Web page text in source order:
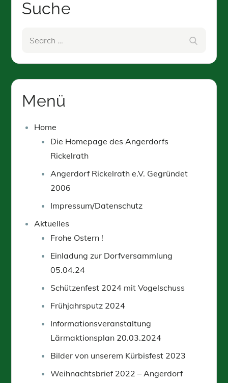
Suche
Menü
Home
Die Homepage des Angerdorfs
Rickelrath
Angerdorf Rickelrath e.V. Gegründet
2006
Impressum/Datenschutz
Aktuelles
Frohe Ostern !
Einladung zur Dorfversammlung
05.04.24
Schützenfest 2024 mit Vogelschuss
Frühjahrsputz 2024
Informationsveranstaltung
Lärmaktionsplan 20.03.2024
Bilder von unserem Kürbisfest 2023
Weihnachtsbrief 2022 – Angerdorf